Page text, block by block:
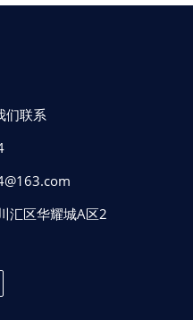
们联系
汇区华耀城A区2